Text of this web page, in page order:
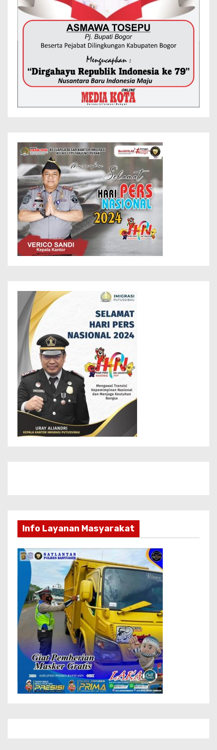
Info Layanan Masyarakat